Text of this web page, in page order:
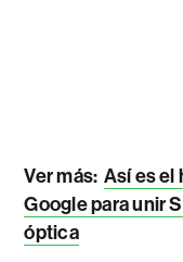
Ver más: Así es el
Google para unir
óptica